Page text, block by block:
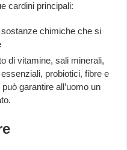
cardini principali:
chimiche che si
di vitamine, sali minerali,
probiotici, fibre e
garantire all’uomo un